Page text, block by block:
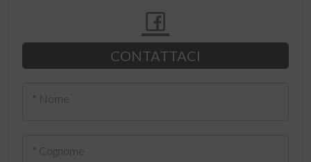
CONTATTACI
* Nome
* Cognome